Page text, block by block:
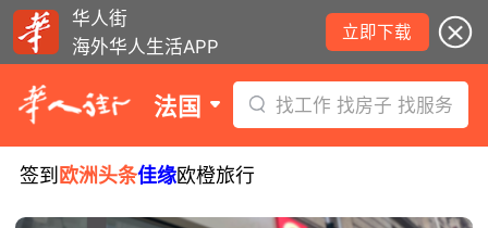
华人街
海外华人生活APP
立即下载
法国 找工作 找房子 找服务
签到 欧洲头条佳缘欧橙旅行